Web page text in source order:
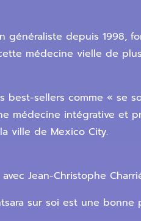
généraliste depuis 1998,
médecine vielle de
best-sellers comme «
médecine intégrative et
ville de Mexico City.
Jean-Christophe
sur soi est une